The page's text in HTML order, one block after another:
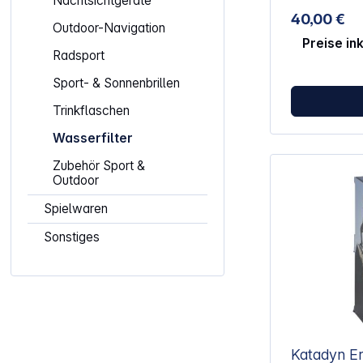
Outdoor-Navigation
Radsport
Sport- & Sonnenbrillen
Trinkflaschen
Wasserfilter
Zubehör Sport &
Outdoor
Spielwaren
Sonstiges
Verwendung
Pioneer
Trinken aus
40,00 €
Preise
Katadyn